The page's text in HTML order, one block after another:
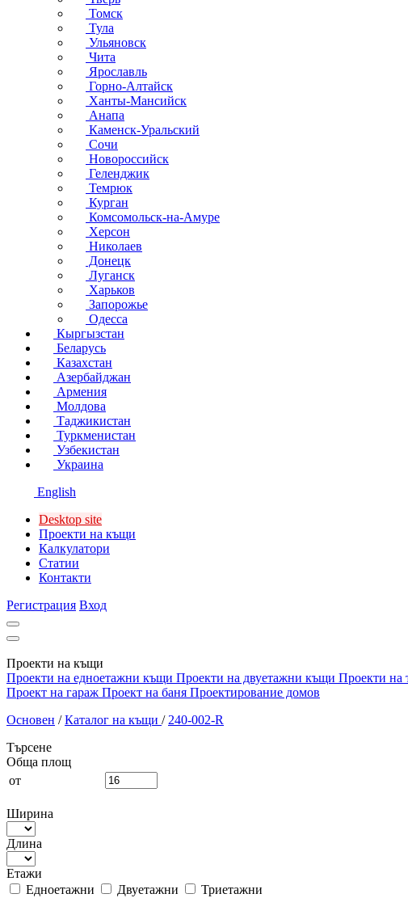
Томск
Тула
Ульяновск
Чита
Ярославль
Горно-Алтайск
Ханты-Мансийск
Анапа
Каменск-Уральский
Сочи
Новороссийск
Геленджик
Темрюк
Курган
Комсомольск-на-Амуре
Херсон
Николаев
Донецк
Луганск
Харьков
Запорожье
Одесса
Кыргызстан
Беларусь
Казахстан
Азербайджан
Армения
Молдова
Таджикистан
Туркменистан
Узбекистан
Украина
English
Desktop site
Проекти на къщи
Калкулатори
Статии
Контакти
Регистрация Вход
Проекти на къщи
Проекти на едноетажни къщи Проекти на двуетажни къщи Проекти на
Проект на гараж Проект на баня Проектирование домов
Основен / Каталог на къщи / 240-002-R
Търсене
Обща площ
от
Ширина
Длина
Етажи
Едноетажни
Двуетажни
Триетажни